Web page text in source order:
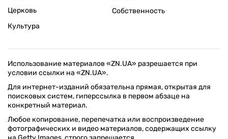
Церковь
Культура
Собственность
Использование материалов «ZN.UA» разрешается при
условии ссылки на «ZN.UA».
Для интернет-изданий обязательна прямая, открытая для
поисковых систем, гиперссылка в первом абзаце на
конкретный материал.
Любое копирование, перепечатка или воспроизведение
фотографических и видео материалов, содержащих ссылку